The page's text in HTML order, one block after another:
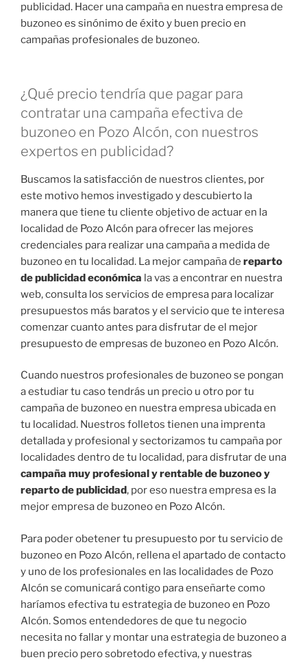
publicidad. Hacer una campaña en nuestra empresa de
buzoneo es sinónimo de éxito y buen precio en
campañas profesionales de buzoneo.
¿Qué precio tendría que pagar para
contratar una campaña efectiva de
buzoneo en Pozo Alcón, con nuestros
expertos en publicidad?
Buscamos la satisfacción de nuestros clientes, por
este motivo hemos investigado y descubierto la
manera que tiene tu cliente objetivo de actuar en la
localidad de Pozo Alcón para ofrecer las mejores
credenciales para realizar una campaña a medida de
buzoneo en tu localidad. La mejor campaña de reparto
de publicidad económica la vas a encontrar en nuestra
web, consulta los servicios de empresa para localizar
presupuestos más baratos y el servicio que te interesa
comenzar cuanto antes para disfrutar de el mejor
presupuesto de empresas de buzoneo en Pozo Alcón.
Cuando nuestros profesionales de buzoneo se pongan
a estudiar tu caso tendrás un precio u otro por tu
campaña de buzoneo en nuestra empresa ubicada en
tu localidad. Nuestros folletos tienen una imprenta
detallada y profesional y sectorizamos tu campaña por
localidades dentro de tu localidad, para disfrutar de una
campaña muy profesional y rentable de buzoneo y
reparto de publicidad, por eso nuestra empresa es la
mejor empresa de buzoneo en Pozo Alcón.
Para poder obetener tu presupuesto por tu servicio de
buzoneo en Pozo Alcón, rellena el apartado de contacto
y uno de los profesionales en las localidades de Pozo
Alcón se comunicará contigo para enseñarte como
haríamos efectiva tu estrategia de buzoneo en Pozo
Alcón. Somos entendedores de que tu negocio
necesita no fallar y montar una estrategia de buzoneo a
buen precio pero sobretodo efectiva, y nuestras